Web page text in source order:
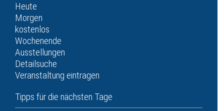
Heute
Morgen
kostenlos
Wochenende
Ausstellungen
Detailsuche
Veranstaltung eintragen
Tipps für die nächsten Tage